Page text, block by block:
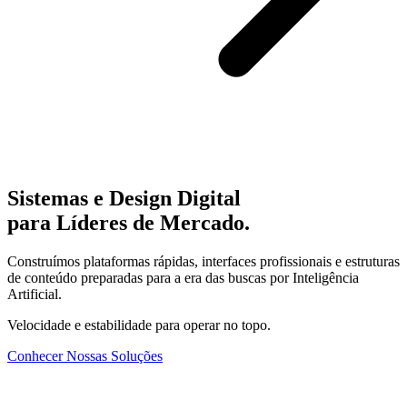
Sistemas e Design Digital
para Líderes de Mercado.
Construímos plataformas rápidas, interfaces profissionais e estruturas
de conteúdo preparadas para a era das buscas por Inteligência
Artificial.
Velocidade e estabilidade para operar no topo.
Conhecer Nossas Soluções